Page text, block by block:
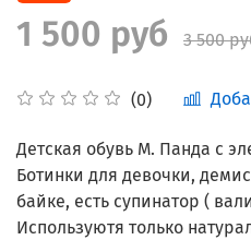
(0)
1 500 руб 3 500
Детская обувь М. Панда с
Ботинки для девочки,
байке, есть супинатор (
Используютя только